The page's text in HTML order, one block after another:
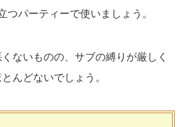
つパーティーで使いましょう。
ないものの、サブの縛りが厳しく
んどないでしょう。